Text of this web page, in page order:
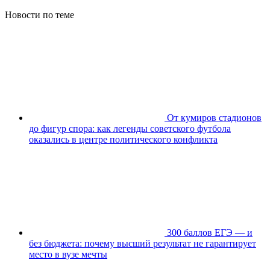
Новости по теме
От кумиров стадионов
до фигур спора: как легенды советского футбола
оказались в центре политического конфликта
300 баллов ЕГЭ — и
без бюджета: почему высший результат не гарантирует
место в вузе мечты